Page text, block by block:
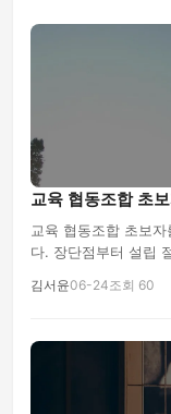
교육 협동조합 초
교육 협동조합 초보
다. 장단점부터 설립
김서윤06-24조회 60